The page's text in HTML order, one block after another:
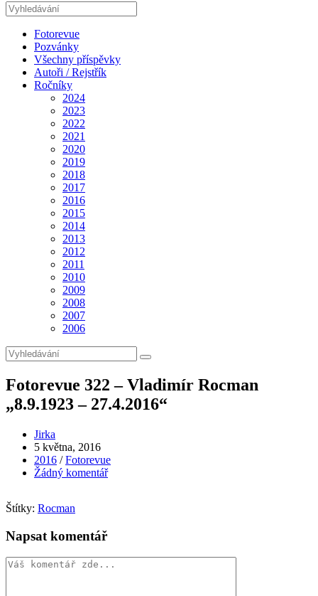
Hledat
na
stránceFotorevue
Pozvánky
Všechny příspěvky
Autoři / Rejstřík
Ročníky
2024
2023
2022
2021
2020
2019
2018
2017
2016
2015
2014
2013
2012
2011
2010
2009
2008
2007
2006
Fotorevue 322 – Vladimír Rocman
„8.9.1923 – 27.4.2016“
Autor
příspěvku
Jirka
Příspěvek
byl
publikován
5 května, 2016
Rubriky
příspěvku
2016 / Fotorevue
Komentáře
Žádný komentář
Štítky: Rocman
Napsat komentář
Komentář